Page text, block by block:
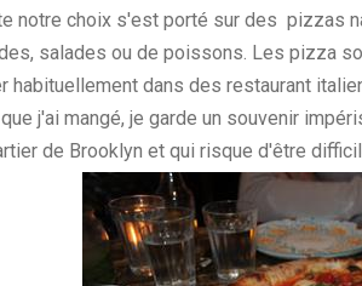
notre choix s'est porté sur des pizzas
salades ou de poissons. Les pizza
habituellement dans des restaurant
j'ai mangé, je garde un souvenir
de Brooklyn et qui risque d'être